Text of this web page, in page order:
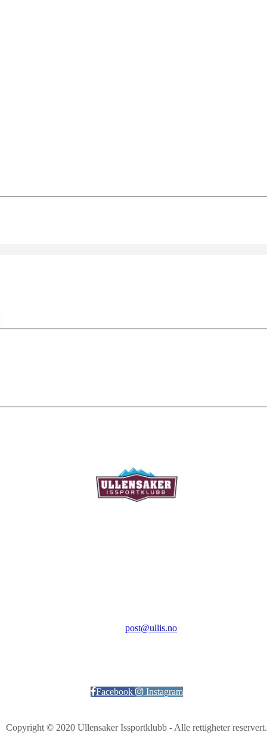
post@ullis.no
Facebook Instagram
Copyright © 2020 Ullensaker Issportklubb - Alle rettigheter reservert.